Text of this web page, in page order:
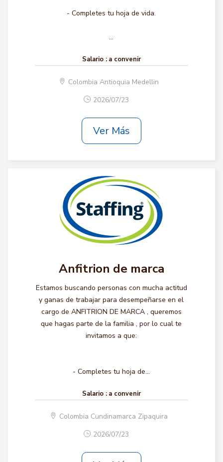
- Completes tu hoja de vida.
...
Salario : a convenir
Colombia Antioquia Medellin
2026/07/23
Ver Más
Anfitrion de marca
Estamos buscando personas con mucha actitud
y ganas de trabajar para desempeñarse en el
cargo de ANFITRION DE MARCA , queremos
que hagas parte de la familia , por lo cual te
invitamos a que:
- Completes tu hoja de...
Salario : a convenir
Colombia Cundinamarca Zipaquira
2026/07/23